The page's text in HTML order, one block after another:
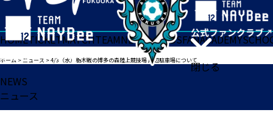
閉じる
HOMETICKETMATCHTEAMNEWSGOODSFANACADEMY
ホーム >ニュース >4/3（水）栃木戦の博多の森陸上競技場 周辺駐車場について
NEWS
ニュース